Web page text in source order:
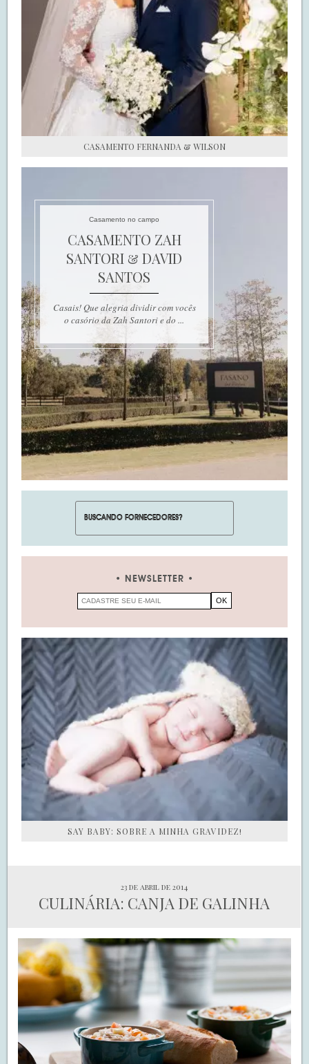
CASAMENTO FERNANDA & WILSON
Casamento no campo
CASAMENTO ZAH
SANTORI & DAVID
SANTOS
Casais! Que alegria dividir com vocês
o casório da Zah Santori e do ...
NEWSLETTER
SAY BABY: SOBRE A MINHA GRAVIDEZ!
23 de abril de 2014
CULINÁRIA: CANJA DE GALINHA